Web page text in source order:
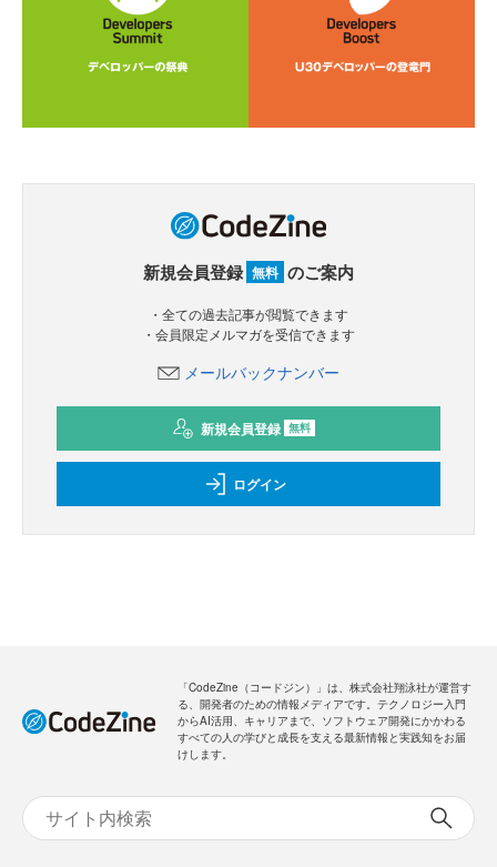
新規会員登録 無料 のご案内
・全ての過去記事が閲覧できます
・会員限定メルマガを受信できます
メールバックナンバー
新規会員登録 無料
ログイン
「CodeZine（コードジン）」は、株式会社翔泳社が運営す
る、開発者のための情報メディアです。テクノロジー入門
からAI活用、キャリアまで、ソフトウェア開発にかかわる
すべての人の学びと成長を支える最新情報と実践知をお届
けします。